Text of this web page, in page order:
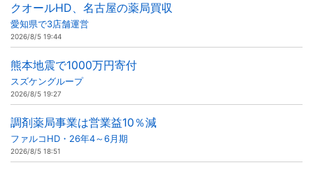
クオールHD、名古屋の薬局買収
愛知県で3店舗運営
2026/8/5 19:44
熊本地震で1000万円寄付
スズケングループ
2026/8/5 19:27
調剤薬局事業は営業益10％減
ファルコHD・26年4～6月期
2026/8/5 18:51